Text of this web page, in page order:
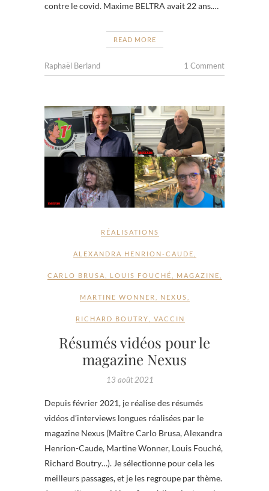
contre le covid. Maxime BELTRA avait 22 ans.…
READ MORE
Raphaël Berland 1 Comment
RÉALISATIONS
ALEXANDRA HENRION-CAUDE
CARLO BRUSA LOUIS FOUCHÉ MAGAZINE
MARTINE WONNER NEXUS
RICHARD BOUTRY VACCIN
Résumés vidéos pour le
magazine Nexus
13 août 2021
Depuis février 2021, je réalise des résumés
vidéos d’interviews longues réalisées par le
magazine Nexus (Maître Carlo Brusa, Alexandra
Henrion-Caude, Martine Wonner, Louis Fouché,
Richard Boutry…). Je sélectionne pour cela les
meilleurs passages, et je les regroupe par thème.